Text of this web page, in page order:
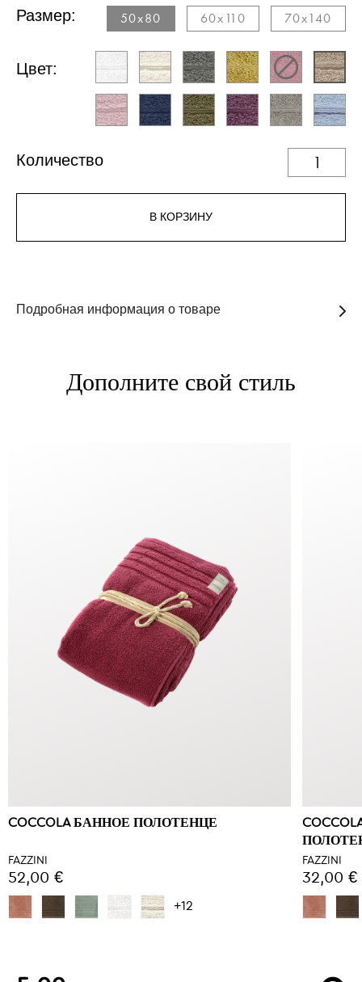
Размер: 50x80 60x110 70x140
Цвет:
Количество
В КОРЗИНУ
Подробная информация о товаре
Дополните свой стиль
COCCOLA БАННОЕ ПОЛОТЕНЦЕ
FAZZINI
52,00 €
+12
FAZZINI
32,00 €